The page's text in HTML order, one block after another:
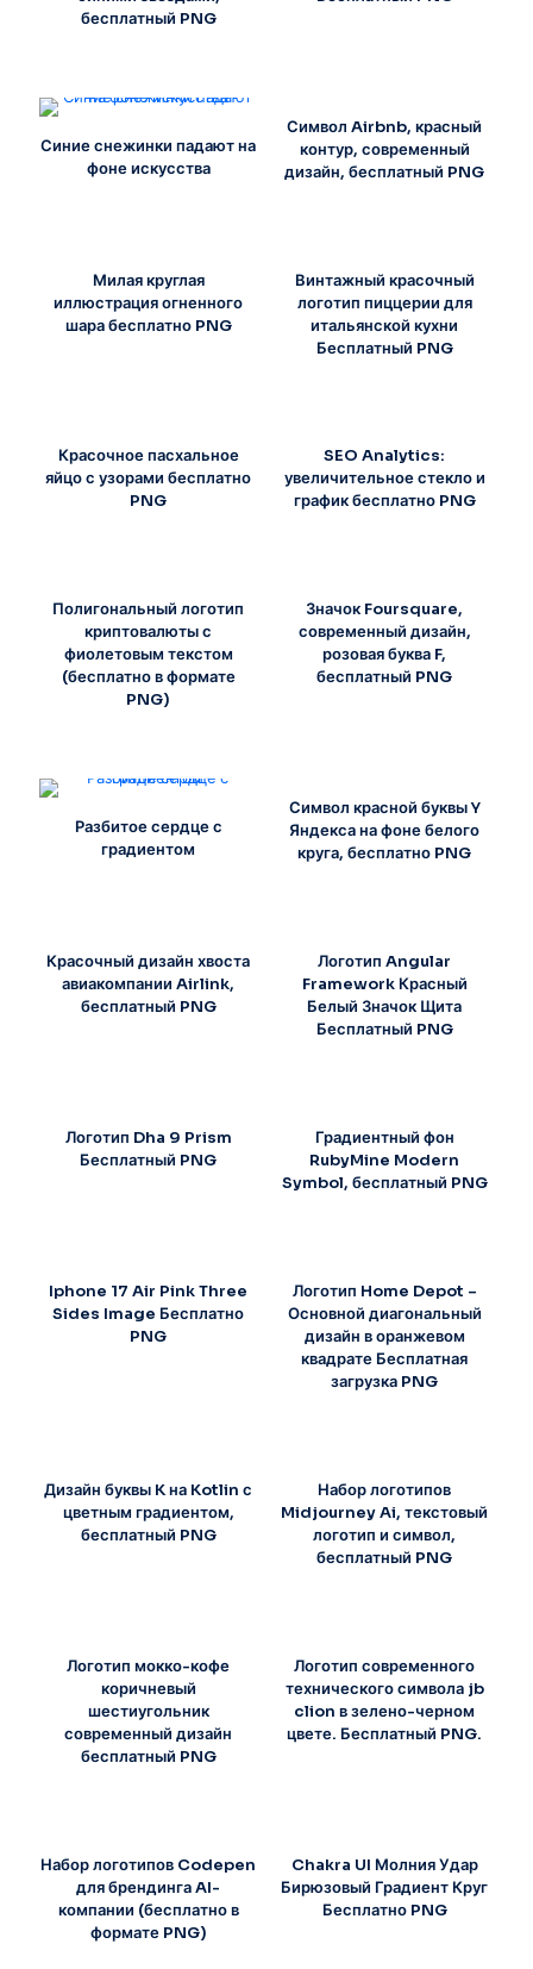
бесплатный PNG
Синие снежинки падают на
фоне искусства
Символ Airbnb, красный
контур, современный
дизайн, бесплатный PNG
Милая круглая
иллюстрация огненного
шара бесплатно PNG
Винтажный красочный
логотип пиццерии для
итальянской кухни
Бесплатный PNG
Красочное пасхальное
яйцо с узорами бесплатно
PNG
SEO Analytics:
увеличительное стекло и
график бесплатно PNG
Полигональный логотип
криптовалюты с
фиолетовым текстом
(бесплатно в формате
PNG)
Значок Foursquare,
современный дизайн,
розовая буква F,
бесплатный PNG
Разбитое сердце с
градиентом
Символ красной буквы Y
Яндекса на фоне белого
круга, бесплатно PNG
Красочный дизайн хвоста
авиакомпании Airlink,
бесплатный PNG
Логотип Angular
Framework Красный
Белый Значок Щита
Бесплатный PNG
Логотип Dha 9 Prism
Бесплатный PNG
Градиентный фон
RubyMine Modern
Symbol, бесплатный PNG
Iphone 17 Air Pink Three
Sides Image Бесплатно
PNG
Логотип Home Depot –
Основной диагональный
дизайн в оранжевом
квадрате Бесплатная
загрузка PNG
Дизайн буквы K на Kotlin с
цветным градиентом,
бесплатный PNG
Набор логотипов
Midjourney Ai, текстовый
логотип и символ,
бесплатный PNG
Логотип мокко-кофе
коричневый
шестиугольник
современный дизайн
бесплатный PNG
Логотип современного
технического символа jb
clion в зелено-черном
цвете. Бесплатный PNG.
Набор логотипов Codepen
для брендинга AI-
компании (бесплатно в
формате PNG)
Chakra UI Молния Удар
Бирюзовый Градиент Круг
Бесплатно PNG